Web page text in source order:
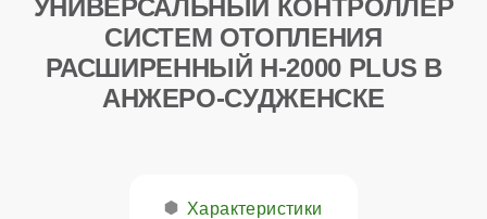
УНИВЕРСАЛЬНЫЙ КОНТРОЛЛЕР
СИСТЕМ ОТОПЛЕНИЯ
РАСШИРЕННЫЙ H-2000 PLUS В
АНЖЕРО-СУДЖЕНСКЕ
Характеристики